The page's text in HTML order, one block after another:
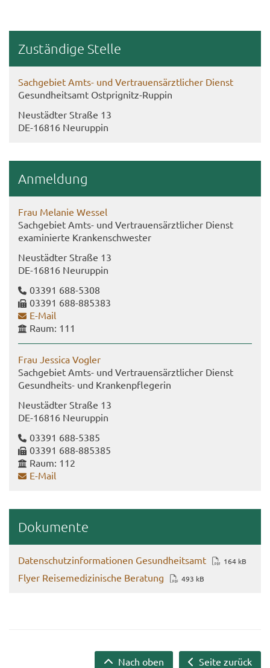
Zu­stän­di­ge Stel­le
Sach­ge­biet Amts- und Ver­trau­ens­ärzt­li­cher Dienst
Ge­sund­heits­amt Ostprignitz-​Ruppin
Neu­städ­ter Stra­ße 13
DE-​16816 Neu­rup­pin
An­mel­dung
Frau Me­la­nie Wes­sel
Sach­ge­biet Amts- und Ver­trau­ens­ärzt­li­cher Dienst
ex­ami­nier­te Kran­ken­schwes­ter
Neu­städ­ter Stra­ße 13
DE-​16816 Neu­rup­pin
03391 688-​5308
03391 688-​885383
E-​Mail
Raum: 111
Frau Jes­si­ca Vog­ler
Sach­ge­biet Amts- und Ver­trau­ens­ärzt­li­cher Dienst
Gesundheits-​ und Kran­ken­pfle­ge­rin
Neu­städ­ter Stra­ße 13
DE-​16816 Neu­rup­pin
03391 688-​5385
03391 688-​885385
Raum: 112
E-​Mail
Do­ku­men­te
Da­ten­schutz­in­for­ma­tio­nen Ge­sund­heits­amt 164 kB
Flyer Rei­se­me­di­zi­ni­sche Be­ra­tung 493 kB
Seite zurück
Nach oben